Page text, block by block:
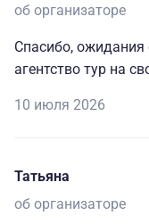
об организаторе
Спасибо,
агентство тур на
10 июля 2026
Татьяна
об организаторе